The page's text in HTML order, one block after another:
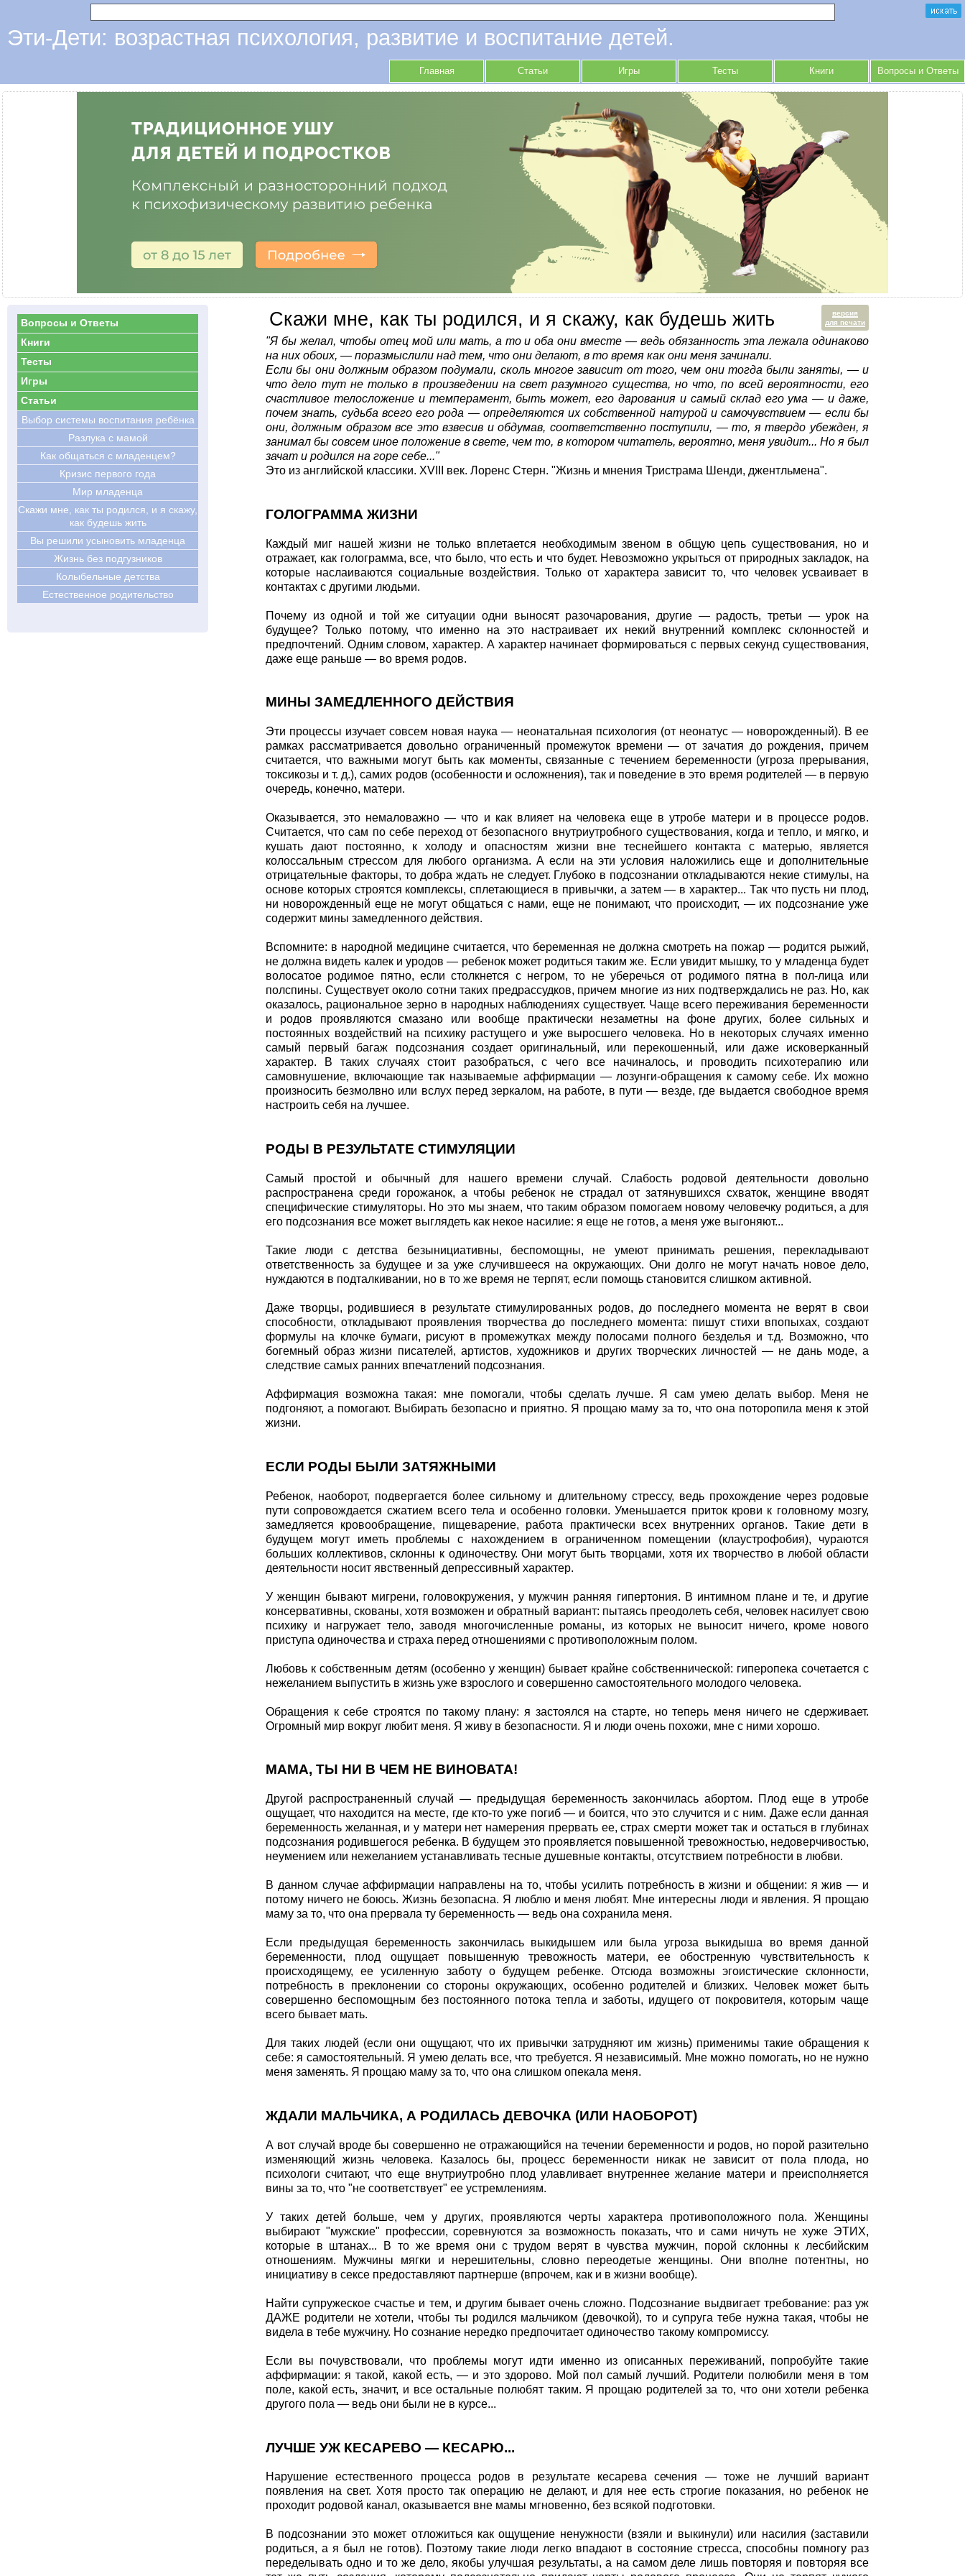
Эти-Дети: возрастная психология, развитие и воспитание детей.
Главная Статьи Игры Тесты Книги Вопросы и Ответы
версия
для печати
Скажи мне, как ты родился, и я скажу, как будешь жить
"Я бы желал, чтобы отец мой или мать, а то и оба они вместе — ведь обязанность эта лежала одинаково
на них обоих, — поразмыслили над тем, что они делают, в то время как они меня зачинали.
Если бы они должным образом подумали, сколь многое зависит от того, чем они тогда были заняты, — и
что дело тут не только в произведении на свет разумного существа, но что, по всей вероятности, его
счастливое телосложение и темперамент, быть может, его дарования и самый склад его ума — и даже,
почем знать, судьба всего его рода — определяются их собственной натурой и самочувствием — если бы
они, должным образом все это взвесив и обдумав, соответственно поступили, — то, я твердо убежден, я
занимал бы совсем иное положение в свете, чем то, в котором читатель, вероятно, меня увидит... Но я был
зачат и родился на горе себе..."
Это из английской классики. XVIII век. Лоренс Стерн. "Жизнь и мнения Тристрама Шенди, джентльмена".
ГОЛОГРАММА ЖИЗНИ
Каждый миг нашей жизни не только вплетается необходимым звеном в общую цепь существования, но и
отражает, как голограмма, все, что было, что есть и что будет. Невозможно укрыться от природных закладок, на
которые наслаиваются социальные воздействия. Только от характера зависит то, что человек усваивает в
контактах с другими людьми.
Почему из одной и той же ситуации одни выносят разочарования, другие — радость, третьи — урок на
будущее? Только потому, что именно на это настраивает их некий внутренний комплекс склонностей и
предпочтений. Одним словом, характер. А характер начинает формироваться с первых секунд существования,
даже еще раньше — во время родов.
МИНЫ ЗАМЕДЛЕННОГО ДЕЙСТВИЯ
Эти процессы изучает совсем новая наука — неонатальная психология (от неонатус — новорожденный). В ее
рамках рассматривается довольно ограниченный промежуток времени — от зачатия до рождения, причем
считается, что важными могут быть как моменты, связанные с течением беременности (угроза прерывания,
токсикозы и т. д.), самих родов (особенности и осложнения), так и поведение в это время родителей — в первую
очередь, конечно, матери.
Оказывается, это немаловажно — что и как влияет на человека еще в утробе матери и в процессе родов.
Считается, что сам по себе переход от безопасного внутриутробного существования, когда и тепло, и мягко, и
кушать дают постоянно, к холоду и опасностям жизни вне теснейшего контакта с матерью, является
колоссальным стрессом для любого организма. А если на эти условия наложились еще и дополнительные
отрицательные факторы, то добра ждать не следует. Глубоко в подсознании откладываются некие стимулы, на
основе которых строятся комплексы, сплетающиеся в привычки, а затем — в характер... Так что пусть ни плод,
ни новорожденный еще не могут общаться с нами, еще не понимают, что происходит, — их подсознание уже
содержит мины замедленного действия.
Вспомните: в народной медицине считается, что беременная не должна смотреть на пожар — родится рыжий,
не должна видеть калек и уродов — ребенок может родиться таким же. Если увидит мышку, то у младенца будет
волосатое родимое пятно, если столкнется с негром, то не уберечься от родимого пятна в пол-лица или
полспины. Существует около сотни таких предрассудков, причем многие из них подтверждались не раз. Но, как
оказалось, рациональное зерно в народных наблюдениях существует. Чаще всего переживания беременности
и родов проявляются смазано или вообще практически незаметны на фоне других, более сильных и
постоянных воздействий на психику растущего и уже выросшего человека. Но в некоторых случаях именно
самый первый багаж подсознания создает оригинальный, или перекошенный, или даже исковерканный
характер. В таких случаях стоит разобраться, с чего все начиналось, и проводить психотерапию или
самовнушение, включающие так называемые аффирмации — лозунги-обращения к самому себе. Их можно
произносить безмолвно или вслух перед зеркалом, на работе, в пути — везде, где выдается свободное время
настроить себя на лучшее.
РОДЫ В РЕЗУЛЬТАТЕ СТИМУЛЯЦИИ
Самый простой и обычный для нашего времени случай. Слабость родовой деятельности довольно
распространена среди горожанок, а чтобы ребенок не страдал от затянувшихся схваток, женщине вводят
специфические стимуляторы. Но это мы знаем, что таким образом помогаем новому человечку родиться, а для
его подсознания все может выглядеть как некое насилие: я еще не готов, а меня уже выгоняют...
Такие люди с детства безынициативны, беспомощны, не умеют принимать решения, перекладывают
ответственность за будущее и за уже случившееся на окружающих. Они долго не могут начать новое дело,
нуждаются в подталкивании, но в то же время не терпят, если помощь становится слишком активной.
Даже творцы, родившиеся в результате стимулированных родов, до последнего момента не верят в свои
способности, откладывают проявления творчества до последнего момента: пишут стихи впопыхах, создают
формулы на клочке бумаги, рисуют в промежутках между полосами полного безделья и т.д. Возможно, что
богемный образ жизни писателей, артистов, художников и других творческих личностей — не дань моде, а
следствие самых ранних впечатлений подсознания.
Аффирмация возможна такая: мне помогали, чтобы сделать лучше. Я сам умею делать выбор. Меня не
подгоняют, а помогают. Выбирать безопасно и приятно. Я прощаю маму за то, что она поторопила меня к этой
жизни.
ЕСЛИ РОДЫ БЫЛИ ЗАТЯЖНЫМИ
Ребенок, наоборот, подвергается более сильному и длительному стрессу, ведь прохождение через родовые
пути сопровождается сжатием всего тела и особенно головки. Уменьшается приток крови к головному мозгу,
замедляется кровообращение, пищеварение, работа практически всех внутренних органов. Такие дети в
будущем могут иметь проблемы с нахождением в ограниченном помещении (клаустрофобия), чураются
больших коллективов, склонны к одиночеству. Они могут быть творцами, хотя их творчество в любой области
деятельности носит явственный депрессивный характер.
У женщин бывают мигрени, головокружения, у мужчин ранняя гипертония. В интимном плане и те, и другие
консервативны, скованы, хотя возможен и обратный вариант: пытаясь преодолеть себя, человек насилует свою
психику и нагружает тело, заводя многочисленные романы, из которых не выносит ничего, кроме нового
приступа одиночества и страха перед отношениями с противоположным полом.
Любовь к собственным детям (особенно у женщин) бывает крайне собственнической: гиперопека сочетается с
нежеланием выпустить в жизнь уже взрослого и совершенно самостоятельного молодого человека.
Обращения к себе строятся по такому плану: я застоялся на старте, но теперь меня ничего не сдерживает.
Огромный мир вокруг любит меня. Я живу в безопасности. Я и люди очень похожи, мне с ними хорошо.
МАМА, ТЫ НИ В ЧЕМ НЕ ВИНОВАТА!
Другой распространенный случай — предыдущая беременность закончилась абортом. Плод еще в утробе
ощущает, что находится на месте, где кто-то уже погиб — и боится, что это случится и с ним. Даже если данная
беременность желанная, и у матери нет намерения прервать ее, страх смерти может так и остаться в глубинах
подсознания родившегося ребенка. В будущем это проявляется повышенной тревожностью, недоверчивостью,
неумением или нежеланием устанавливать тесные душевные контакты, отсутствием потребности в любви.
В данном случае аффирмации направлены на то, чтобы усилить потребность в жизни и общении: я жив — и
потому ничего не боюсь. Жизнь безопасна. Я люблю и меня любят. Мне интересны люди и явления. Я прощаю
маму за то, что она прервала ту беременность — ведь она сохранила меня.
Если предыдущая беременность закончилась выкидышем или была угроза выкидыша во время данной
беременности, плод ощущает повышенную тревожность матери, ее обостренную чувствительность к
происходящему, ее усиленную заботу о будущем ребенке. Отсюда возможны эгоистические склонности,
потребность в преклонении со стороны окружающих, особенно родителей и близких. Человек может быть
совершенно беспомощным без постоянного потока тепла и заботы, идущего от покровителя, которым чаще
всего бывает мать.
Для таких людей (если они ощущают, что их привычки затрудняют им жизнь) применимы такие обращения к
себе: я самостоятельный. Я умею делать все, что требуется. Я независимый. Мне можно помогать, но не нужно
меня заменять. Я прощаю маму за то, что она слишком опекала меня.
ЖДАЛИ МАЛЬЧИКА, А РОДИЛАСЬ ДЕВОЧКА (ИЛИ НАОБОРОТ)
А вот случай вроде бы совершенно не отражающийся на течении беременности и родов, но порой разительно
изменяющий жизнь человека. Казалось бы, процесс беременности никак не зависит от пола плода, но
психологи считают, что еще внутриутробно плод улавливает внутреннее желание матери и преисполняется
вины за то, что "не соответствует" ее устремлениям.
У таких детей больше, чем у других, проявляются черты характера противоположного пола. Женщины
выбирают "мужские" профессии, соревнуются за возможность показать, что и сами ничуть не хуже ЭТИХ,
которые в штанах... В то же время они с трудом верят в чувства мужчин, порой склонны к лесбийским
отношениям. Мужчины мягки и нерешительны, словно переодетые женщины. Они вполне потентны, но
инициативу в сексе предоставляют партнерше (впрочем, как и в жизни вообще).
Найти супружеское счастье и тем, и другим бывает очень сложно. Подсознание выдвигает требование: раз уж
ДАЖЕ родители не хотели, чтобы ты родился мальчиком (девочкой), то и супруга тебе нужна такая, чтобы не
видела в тебе мужчину. Но сознание нередко предпочитает одиночество такому компромиссу.
Если вы почувствовали, что проблемы могут идти именно из описанных переживаний, попробуйте такие
аффирмации: я такой, какой есть, — и это здорово. Мой пол самый лучший. Родители полюбили меня в том
поле, какой есть, значит, и все остальные полюбят таким. Я прощаю родителей за то, что они хотели ребенка
другого пола — ведь они были не в курсе...
ЛУЧШЕ УЖ КЕСАРЕВО — КЕСАРЮ...
Нарушение естественного процесса родов в результате кесарева сечения — тоже не лучший вариант
появления на свет. Хотя просто так операцию не делают, и для нее есть строгие показания, но ребенок не
проходит родовой канал, оказывается вне мамы мгновенно, без всякой подготовки.
В подсознании это может отложиться как ощущение ненужности (взяли и выкинули) или насилия (заставили
родиться, а я был не готов). Поэтому такие люди легко впадают в состояние стресса, способны помногу раз
переделывать одно и то же дело, якобы улучшая результаты, а на самом деле лишь повторяя и повторяя все
Вопросы и Ответы
Книги
Тесты
Игры
Статьи
Выбор системы воспитания ребёнка
Разлука с мамой
Как общаться с младенцем?
Кризис первого года
Мир младенца
Скажи мне, как ты родился, и я скажу,
как будешь жить
Вы решили усыновить младенца
Жизнь без подгузников
Колыбельные детства
Естественное родительство